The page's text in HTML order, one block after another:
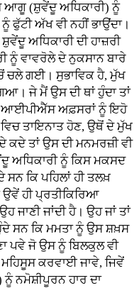
ਆਗੂ (ਸ਼ੁਵੇਂਦੂ ਅਧਿਕਾਰੀ) ਨੂੰ
ਫੁੱਟੀ ਅੱਖ ਵੀ ਨਹੀਂ ਭਾਉਂਦਾ।
ਅਧਿਕਾਰੀ ਦੀ ਹਾਜ਼ਰੀ
ਵਾਵਰੋਲੇ ਦੇ ਨੁਕਸਾਨ ਬਾਰੇ
ਚਲੇ ਗਈ। ਸੁਭਾਵਿਕ ਹੈ, ਮੁੱਖ
ਜੇ ਮੈਂ ਉਸ ਦੀ ਥਾਂ ਹੁੰਦਾ ਤਾਂ
ਅਫ਼ਸਰਾਂ ਨੂੰ ਇਹੋ
ਤਾਇਨਾਤ ਹੋਣ, ਉਥੋਂ ਦੇ ਮੁੱਖ
ਕਦੇ ਤਾਂ ਉਸ ਦੀ ਮਨਮਰਜ਼ੀ ਵੀ
ਅਧਿਕਾਰੀ ਨੂੰ ਕਿਸ ਮਕਸਦ
ਕਿ ਪਹਿਲਾਂ ਹੀ ਤਲਖ਼
ਉਵੇਂ ਹੀ ਪ੍ਰਤੀਕਿਰਿਆ
ਜਾਣੀ ਜਾਂਦੀ ਹੈ। ਉਹ ਜਾਂ ਤਾਂ
ਸਨ ਕਿ ਮਮਤਾ ਨੂੰ ਉਸ ਸ਼ਖ਼ਸ
ਪਵੇ ਜੋ ਉਸ ਨੂੰ ਬਿਲਕੁਲ ਵੀ
ਮਹਿਸੂਸ ਕਰਵਾਈ ਜਾਵੇ, ਜਿਵੇਂ
ਨੂੰ ਨਮੋਸ਼ੀਪੂਰਨ ਹਾਰ ਦਾ